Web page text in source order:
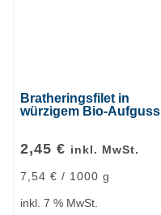
Bratheringsfilet in
würzigem Bio-Aufguss
2,45 € inkl. MwSt.
7,54 € / 1000 g
inkl. 7 % MwSt.